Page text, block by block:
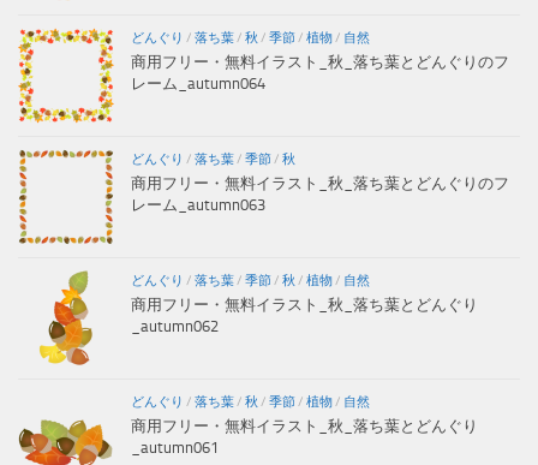
どんぐり / 落ち葉/ 秋 / 季節/ 植物/ 自然
商用フリー・無料イラスト_秋_落ち葉とどんぐりのフ
レーム_autumn064
どんぐり / 落ち葉/ 季節/ 秋
商用フリー・無料イラスト_秋_落ち葉とどんぐりのフ
レーム_autumn063
どんぐり / 落ち葉/ 季節/ 秋 / 植物/ 自然
商用フリー・無料イラスト_秋_落ち葉とどんぐり
_autumn062
どんぐり / 落ち葉/ 秋 / 季節/ 植物/ 自然
商用フリー・無料イラスト_秋_落ち葉とどんぐり
_autumn061